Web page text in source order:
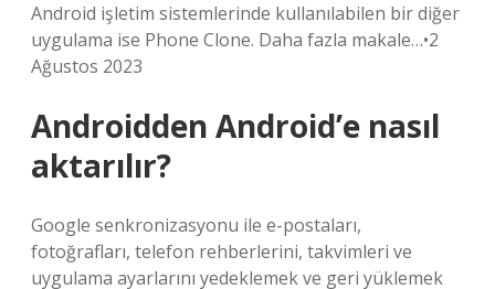
Android işletim sistemlerinde kullanılabilen bir diğer
uygulama ise Phone Clone. Daha fazla makale…•2
Ağustos 2023
Androidden Android’e nasıl
aktarılır?
Google senkronizasyonu ile e-postaları,
fotoğrafları, telefon rehberlerini, takvimleri ve
uygulama ayarlarını yedeklemek ve geri yüklemek